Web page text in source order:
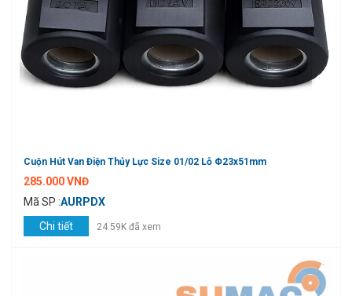
Cuộn Hút Van Điện Thủy Lực Size 01/02 Lỗ Φ23x51mm
285.000 VNĐ
Mã SP :AURPDX
Chi tiết
24.59K đã xem